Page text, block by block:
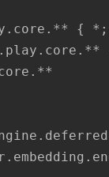
. core .** {
. play . core .**
.
. embedding .